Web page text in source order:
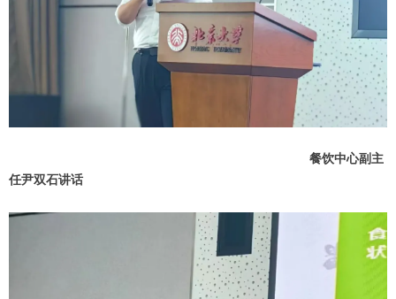
餐饮中心副主
任尹双石讲话